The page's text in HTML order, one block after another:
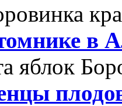
в
яблок